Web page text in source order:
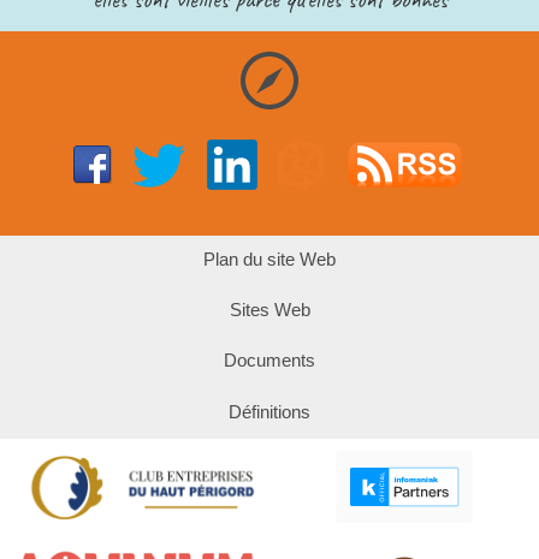
Plan du site Web
Sites Web
Documents
Définitions